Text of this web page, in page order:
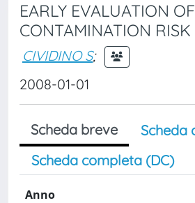
EARLY EVALUATION
CONTAMINATION
CIVIDINO S;
2008-01-01
Scheda breve
Scheda
Scheda completa (DC)
Anno